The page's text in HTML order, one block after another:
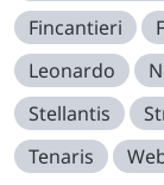
Fincantieri
Leonardo
Stellantis
Tenaris